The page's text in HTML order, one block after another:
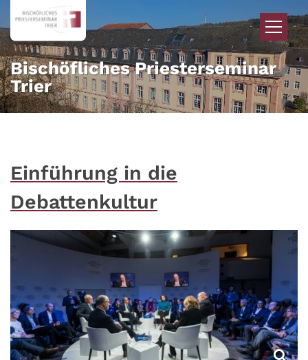
Zum Inhalt springen
Bischöfliches Priesterseminar
Trier
Einführung in die
Debattenkultur